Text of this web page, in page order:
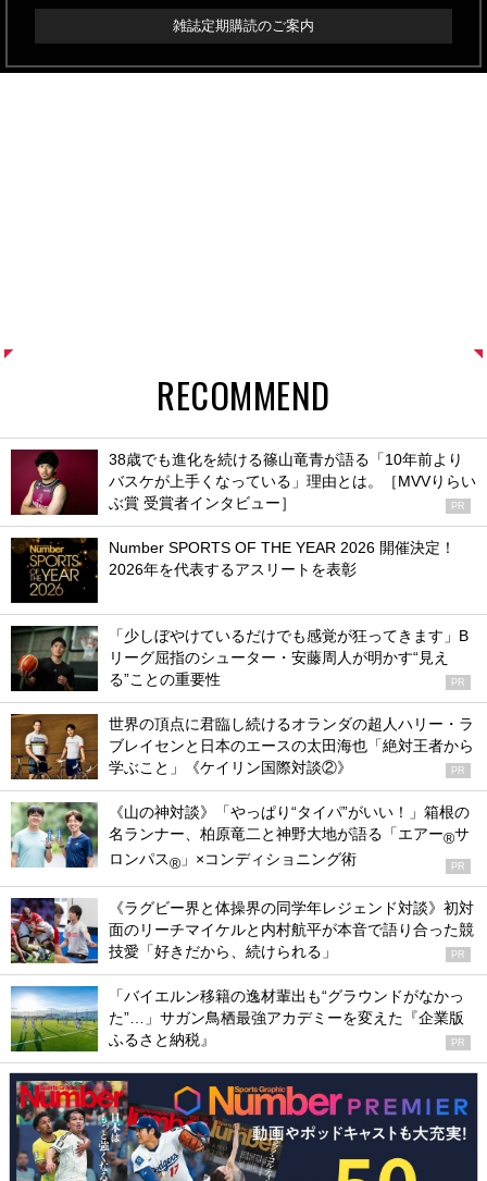
雑誌定期購読のご案内
RECOMMEND
38歳でも進化を続ける篠山竜青が語る「10年前より
バスケが上手くなっている」理由とは。［MVVりらい
ぶ賞 受賞者インタビュー］
PR
Number SPORTS OF THE YEAR 2026 開催決定！
2026年を代表するアスリートを表彰
「少しぼやけているだけでも感覚が狂ってきます」B
リーグ屈指のシューター・安藤周人が明かす“見え
る”ことの重要性
PR
世界の頂点に君臨し続けるオランダの超人ハリー・ラ
ブレイセンと日本のエースの太田海也「絶対王者から
学ぶこと」《ケイリン国際対談②》
PR
《山の神対談》「やっぱり“タイパ”がいい！」箱根の
名ランナー、柏原竜二と神野大地が語る「エアー®サ
ロンパス® 」×コンディショニング術 PR
《ラグビー界と体操界の同学年レジェンド対談》初対
面のリーチマイケルと内村航平が本音で語り合った競
技愛「好きだから、続けられる」
PR
「バイエルン移籍の逸材輩出も“グラウンドがなかっ
た”…」サガン鳥栖最強アカデミーを変えた『企業版
ふるさと納税』
PR